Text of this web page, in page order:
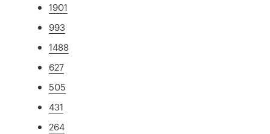
1901
993
1488
627
505
431
264